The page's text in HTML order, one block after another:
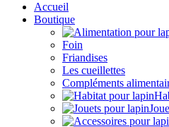
Accueil
Boutique
Foin
Friandises
Les cueillettes
Compléments